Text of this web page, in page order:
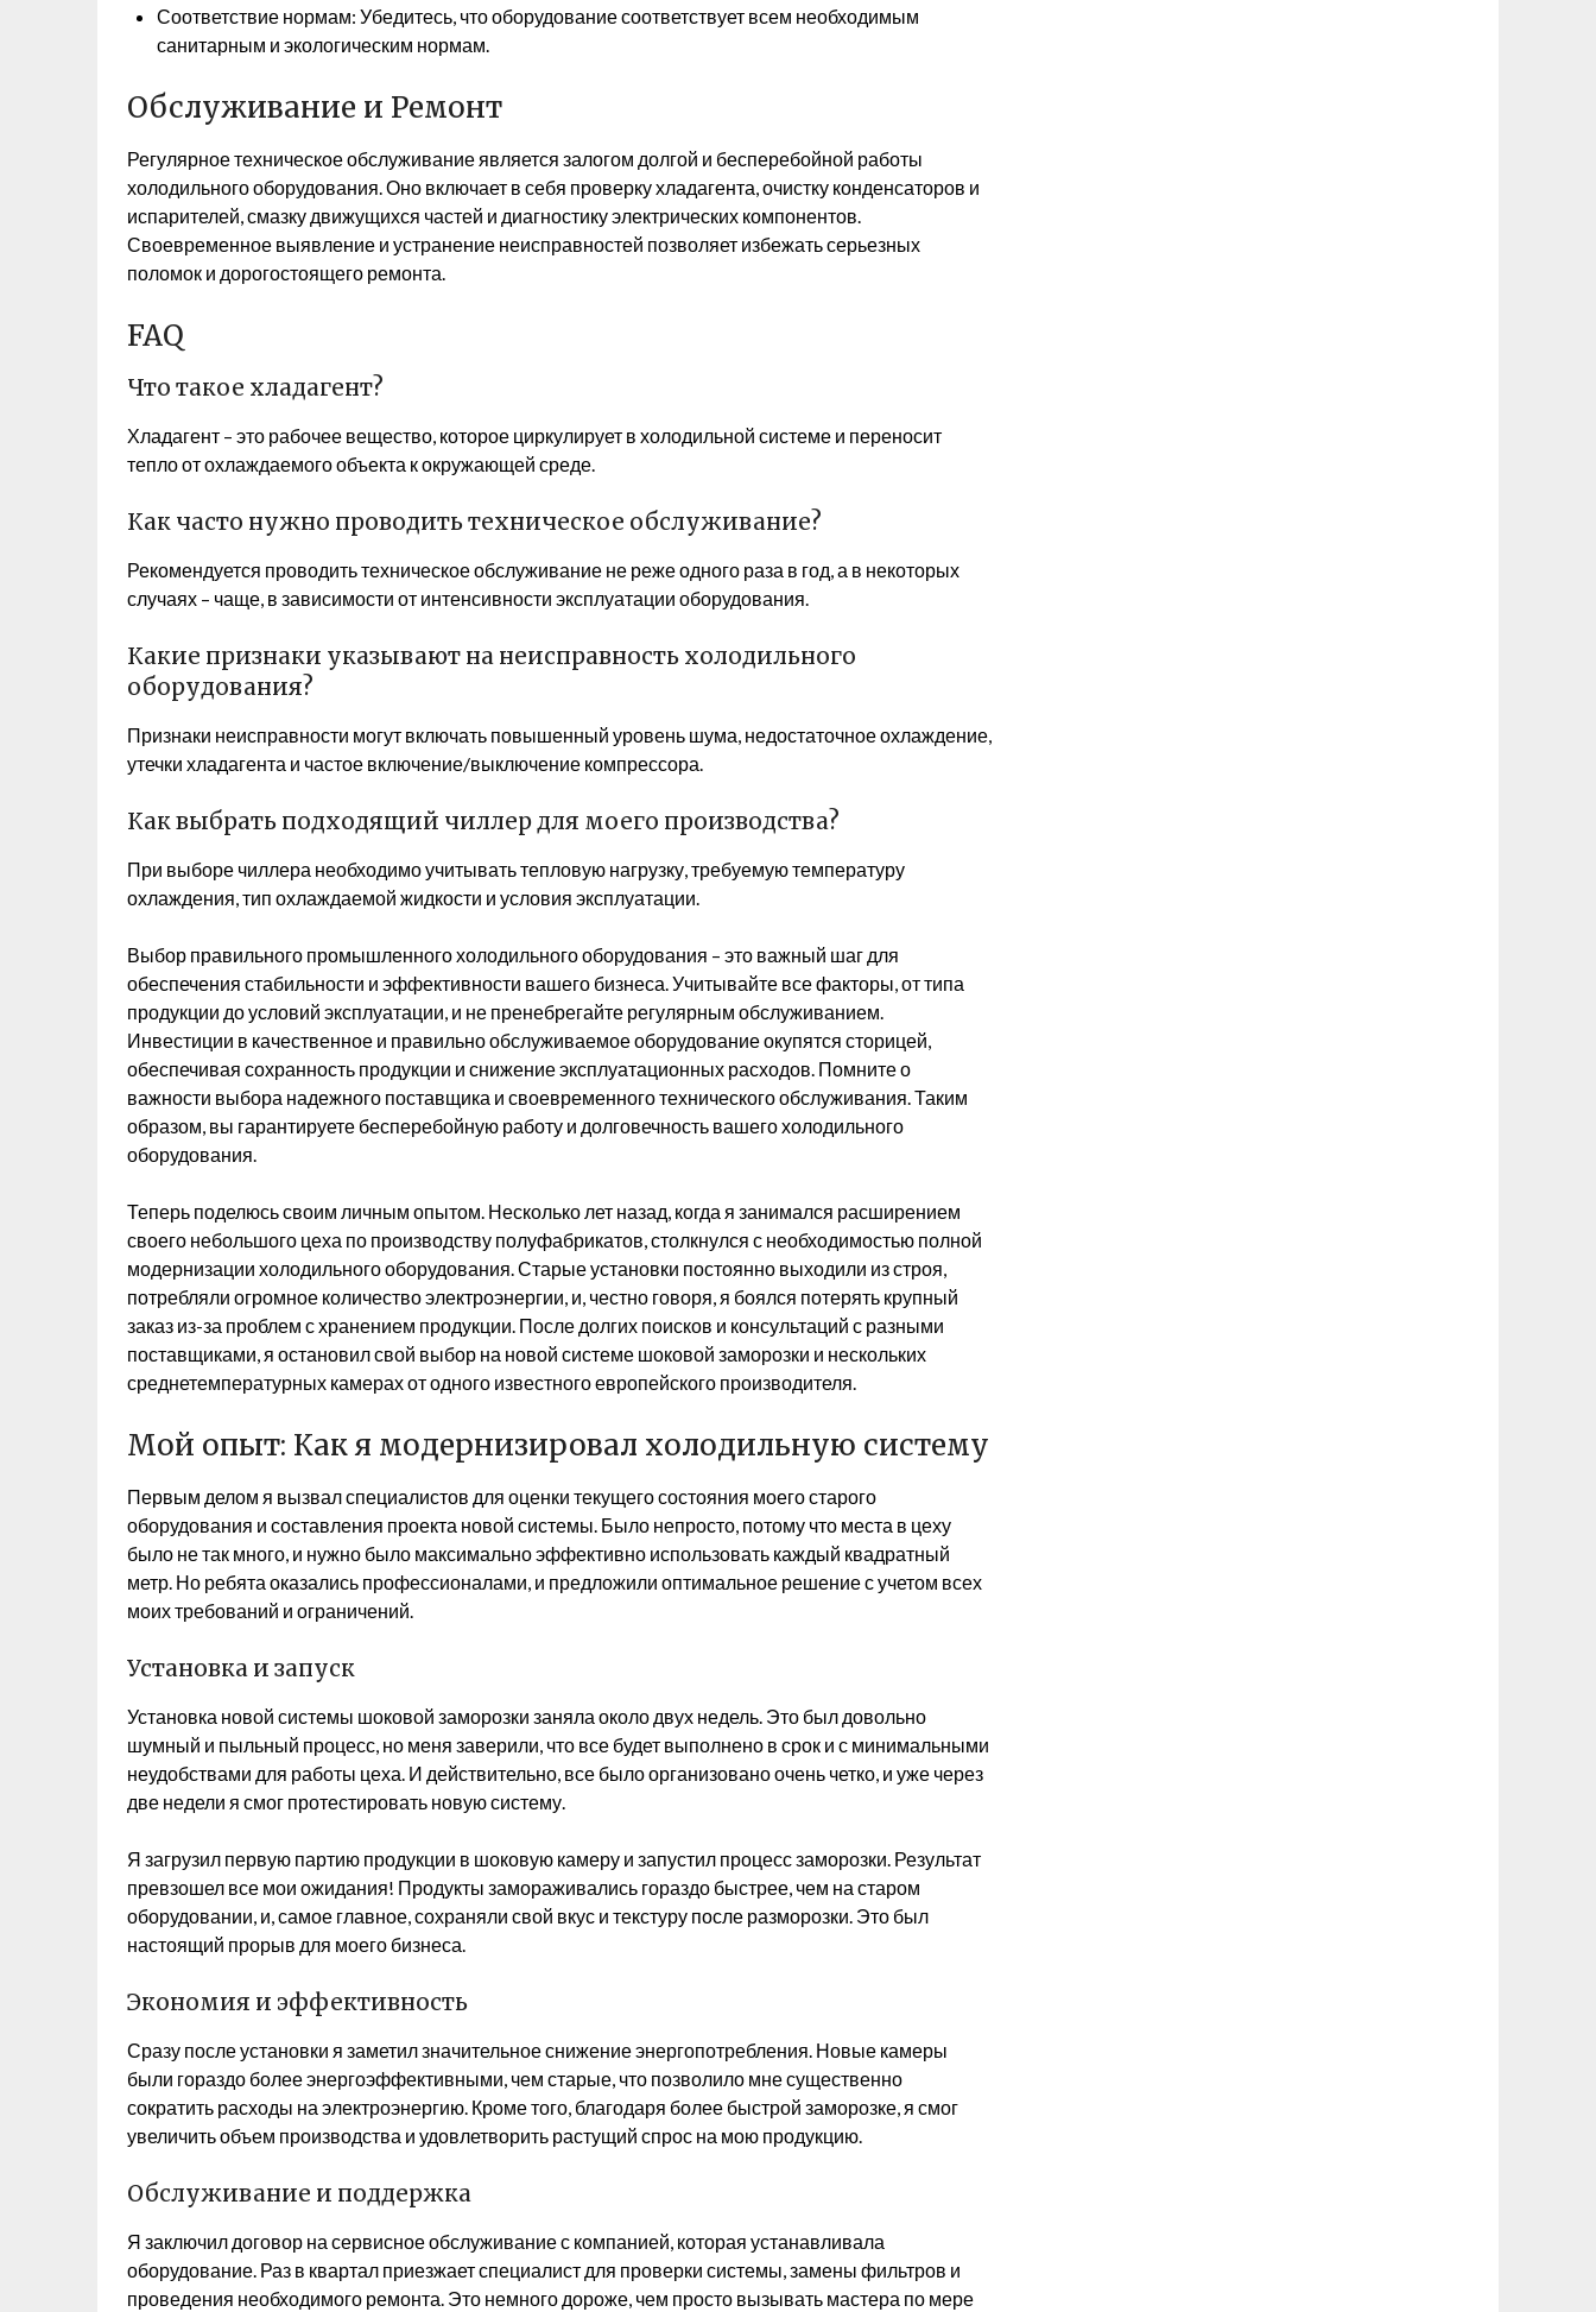
Соответствие нормам: Убедитесь, что оборудование соответствует всем необходимым
санитарным и экологическим нормам.
Обслуживание и Ремонт
Регулярное техническое обслуживание является залогом долгой и бесперебойной работы
холодильного оборудования. Оно включает в себя проверку хладагента, очистку конденсаторов и
испарителей, смазку движущихся частей и диагностику электрических компонентов.
Своевременное выявление и устранение неисправностей позволяет избежать серьезных
поломок и дорогостоящего ремонта.
FAQ
Что такое хладагент?
Хладагент – это рабочее вещество, которое циркулирует в холодильной системе и переносит
тепло от охлаждаемого объекта к окружающей среде.
Как часто нужно проводить техническое обслуживание?
Рекомендуется проводить техническое обслуживание не реже одного раза в год, а в некоторых
случаях – чаще, в зависимости от интенсивности эксплуатации оборудования.
Какие признаки указывают на неисправность холодильного
оборудования?
Признаки неисправности могут включать повышенный уровень шума, недостаточное охлаждение,
утечки хладагента и частое включение/выключение компрессора.
Как выбрать подходящий чиллер для моего производства?
При выборе чиллера необходимо учитывать тепловую нагрузку, требуемую температуру
охлаждения, тип охлаждаемой жидкости и условия эксплуатации.
Выбор правильного промышленного холодильного оборудования – это важный шаг для
обеспечения стабильности и эффективности вашего бизнеса. Учитывайте все факторы, от типа
продукции до условий эксплуатации, и не пренебрегайте регулярным обслуживанием.
Инвестиции в качественное и правильно обслуживаемое оборудование окупятся сторицей,
обеспечивая сохранность продукции и снижение эксплуатационных расходов. Помните о
важности выбора надежного поставщика и своевременного технического обслуживания. Таким
образом, вы гарантируете бесперебойную работу и долговечность вашего холодильного
оборудования.
Теперь поделюсь своим личным опытом. Несколько лет назад, когда я занимался расширением
своего небольшого цеха по производству полуфабрикатов, столкнулся с необходимостью полной
модернизации холодильного оборудования. Старые установки постоянно выходили из строя,
потребляли огромное количество электроэнергии, и, честно говоря, я боялся потерять крупный
заказ из-за проблем с хранением продукции. После долгих поисков и консультаций с разными
поставщиками, я остановил свой выбор на новой системе шоковой заморозки и нескольких
среднетемпературных камерах от одного известного европейского производителя.
Мой опыт: Как я модернизировал холодильную систему
Первым делом я вызвал специалистов для оценки текущего состояния моего старого
оборудования и составления проекта новой системы. Было непросто, потому что места в цеху
было не так много, и нужно было максимально эффективно использовать каждый квадратный
метр. Но ребята оказались профессионалами, и предложили оптимальное решение с учетом всех
моих требований и ограничений.
Установка и запуск
Установка новой системы шоковой заморозки заняла около двух недель. Это был довольно
шумный и пыльный процесс, но меня заверили, что все будет выполнено в срок и с минимальными
неудобствами для работы цеха. И действительно, все было организовано очень четко, и уже через
две недели я смог протестировать новую систему.
Я загрузил первую партию продукции в шоковую камеру и запустил процесс заморозки. Результат
превзошел все мои ожидания! Продукты замораживались гораздо быстрее, чем на старом
оборудовании, и, самое главное, сохраняли свой вкус и текстуру после разморозки. Это был
настоящий прорыв для моего бизнеса.
Экономия и эффективность
Сразу после установки я заметил значительное снижение энергопотребления. Новые камеры
были гораздо более энергоэффективными, чем старые, что позволило мне существенно
сократить расходы на электроэнергию. Кроме того, благодаря более быстрой заморозке, я смог
увеличить объем производства и удовлетворить растущий спрос на мою продукцию.
Обслуживание и поддержка
Я заключил договор на сервисное обслуживание с компанией, которая устанавливала
оборудование. Раз в квартал приезжает специалист для проверки системы, замены фильтров и
проведения необходимого ремонта. Это немного дороже, чем просто вызывать мастера по мере